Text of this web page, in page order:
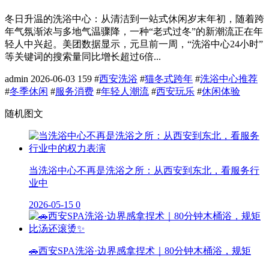
冬日升温的洗浴中心：从清洁到一站式休闲岁末年初，随着跨
年气氛渐浓与多地气温骤降，一种“老式过冬”的新潮流正在年
轻人中兴起。美团数据显示，元旦前一周，“洗浴中心24小时”
等关键词的搜索量同比增长超过6倍...
admin 2026-06-03 159 #西安洗浴 #猫冬式跨年 #洗浴中心推荐
#冬季休闲 #服务消费 #年轻人潮流 #西安玩乐 #休闲体验
随机图文
当洗浴中心不再是洗浴之所：从西安到东北，看服务行
业中
2026-05-15 0
🚗西安SPA洗浴·边界感拿捏术｜80分钟木桶浴，规矩